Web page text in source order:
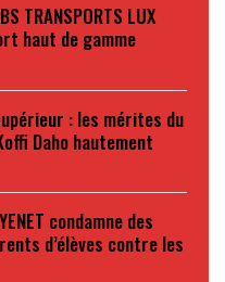
TRANSPORTS LUX
haut de gamme
: les mérites du
Daho hautement
condamne des
d’élèves contre les